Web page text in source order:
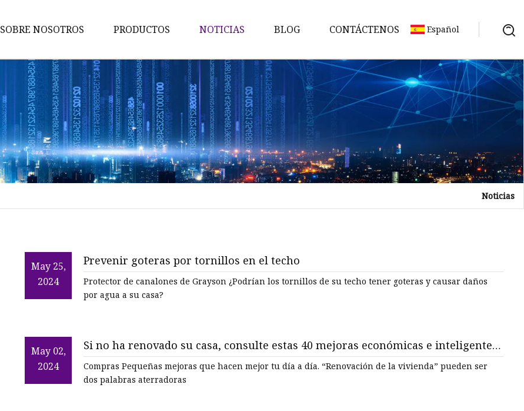
SOBRE NOSOTROS PRODUCTOS
Nueces
Pernos
Tornillos
Lavadoras
Tornillo de cabeza Hexagonal
Tuercas hexagonales
NOTICIAS BLOG CONTÁCTENOS Español
Noticias
May 25,
2024
Prevenir goteras por tornillos en el techo
Protector de canalones de Grayson ¿Podrían los tornillos de su techo tener goteras y causar daños
por agua a su casa?
May 02,
2024
Si no ha renovado su casa, consulte estas 40 mejoras económicas e inteligentes
que tienen un gran impacto
Compras Pequeñas mejoras que hacen mejor tu día a día. “Renovación de la vivienda” pueden ser
dos palabras aterradoras